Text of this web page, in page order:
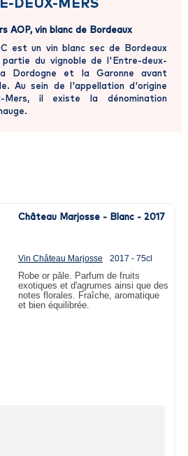
DEUX-MERS
AOP, vin blanc de Bordeaux
est un vin blanc sec de Bordeaux
du vignoble de l'Entre-deux-
Dordogne et la Garonne avant
Au sein de l'appellation d'origine
Mers, il existe la dénomination
Château Marjosse - Blanc - 2017
Vin Château Marjosse 2017 - 75cl
Robe or pâle. Parfum de fruits
exotiques et d'agrumes ainsi que des
notes florales. Fraîche, aromatique
et bien équilibrée.